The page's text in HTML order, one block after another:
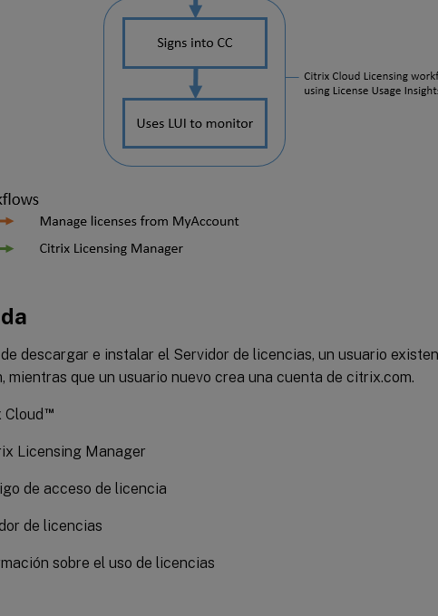
de descargar e instalar el Servidor de licencias, un usuario
mientras que un usuario nuevo crea una cuenta de citrix.com.
Cloud ™
Licensing Manager
de acceso de licencia
de licencias
sobre el uso de licencias